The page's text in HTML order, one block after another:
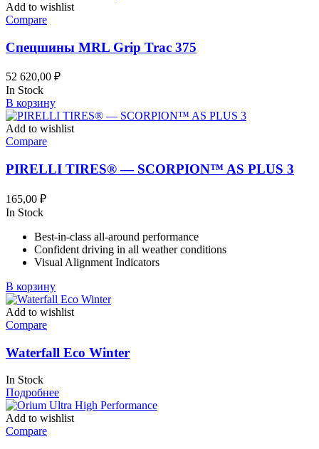
Add to wishlist
Compare
Спецшины MRL Grip Trac 375
52 620,00 ₽
In Stock
В корзину
Add to wishlist
Compare
PIRELLI TIRES® — SCORPION™ AS PLUS 3
165,00 ₽
In Stock
Best-in-class all-around performance
Confident driving in all weather conditions
Visual Alignment Indicators
В корзину
Add to wishlist
Compare
Waterfall Eco Winter
In Stock
Подробнее
Add to wishlist
Compare